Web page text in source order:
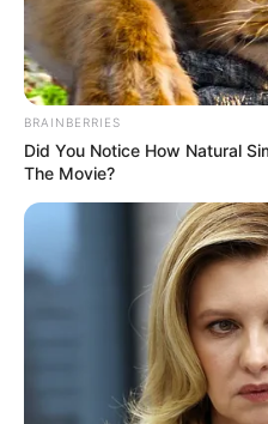
BRAINBERRIES
Did You Notice How Natural
The Movie?